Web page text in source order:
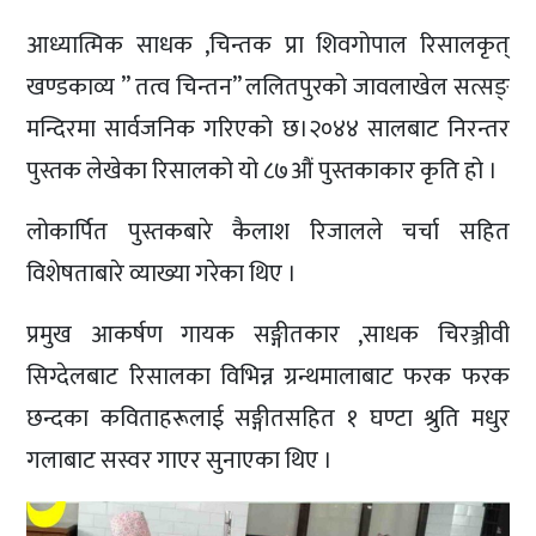
आध्यात्मिक साधक ,चिन्तक प्रा शिवगोपाल रिसालकृत्
खण्डकाव्य ” तत्व चिन्तन” ललितपुरको जावलाखेल सत्सङ्
मन्दिरमा सार्वजनिक गरिएको छ।२०४४ सालबाट निरन्तर
पुस्तक लेखेका रिसालको यो ८७औं पुस्तकाकार कृति हो ।
लोकार्पित पुस्तकबारे कैलाश रिजालले चर्चा सहित
विशेषताबारे व्याख्या गरेका थिए ।
प्रमुख आकर्षण गायक सङ्गीतकार ,साधक चिरञ्जीवी
सिग्देलबाट रिसालका विभिन्न ग्रन्थमालाबाट फरक फरक
छन्दका कविताहरूलाई सङ्गीतसहित १ घण्टा श्रुति मधुर
गलाबाट सस्वर गाएर सुनाएका थिए ।